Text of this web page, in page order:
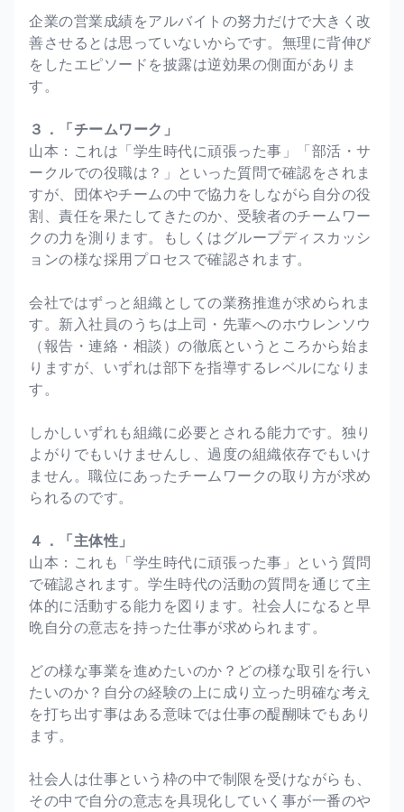
企業の営業成績をアルバイトの努力だけで大きく改
善させるとは思っていないからです。無理に背伸び
をしたエピソードを披露は逆効果の側面がありま
す。
３．「チームワーク」
山本：これは「学生時代に頑張った事」「部活・サ
ークルでの役職は？」といった質問で確認をされま
すが、団体やチームの中で協力をしながら自分の役
割、責任を果たしてきたのか、受験者のチームワー
クの力を測ります。もしくはグループディスカッシ
ョンの様な採用プロセスで確認されます。
会社ではずっと組織としての業務推進が求められま
す。新入社員のうちは上司・先輩へのホウレンソウ
（報告・連絡・相談）の徹底というところから始ま
りますが、いずれは部下を指導するレベルになりま
す。
しかしいずれも組織に必要とされる能力です。独り
よがりでもいけませんし、過度の組織依存でもいけ
ません。職位にあったチームワークの取り方が求め
られるのです。
４．「主体性」
山本：これも「学生時代に頑張った事」という質問
で確認されます。学生時代の活動の質問を通じて主
体的に活動する能力を図ります。社会人になると早
晩自分の意志を持った仕事が求められます。
どの様な事業を進めたいのか？どの様な取引を行い
たいのか？自分の経験の上に成り立った明確な考え
を打ち出す事はある意味では仕事の醍醐味でもあり
ます。
社会人は仕事という枠の中で制限を受けながらも、
その中で自分の意志を具現化していく事が一番のや